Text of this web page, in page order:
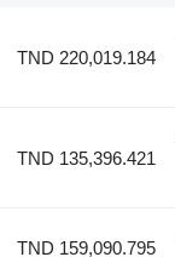
TND 220,019.184
TND 135,396.421
TND 159,090.795